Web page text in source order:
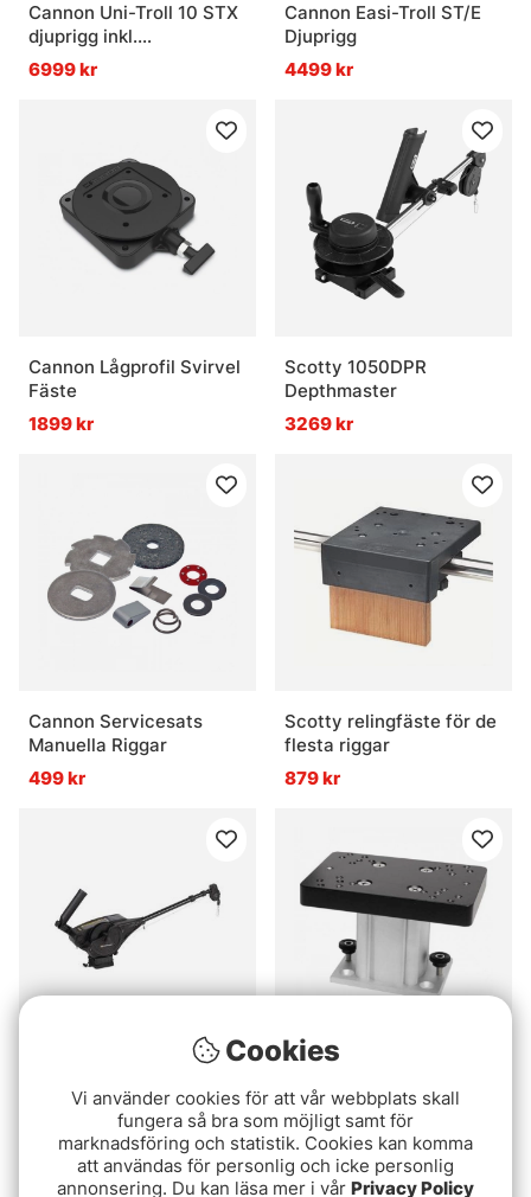
Cannon Uni-Troll 10 STX
djuprigg inkl.
svirvelplatta
6999 kr
Cannon Easi-Troll ST/E
Djuprigg
4499 kr
Cannon Lågprofil Svirvel
Fäste
1899 kr
Scotty 1050DPR
Depthmaster
3269 kr
Cannon Servicesats
Manuella Riggar
499 kr
Scotty relingfäste för de
flesta riggar
879 kr
djuprigg
12499 kr
Till Alu Skena
1899 kr
Cookies
Vi använder cookies för att vår webbplats skall
fungera så bra som möjligt samt för
marknadsföring och statistik. Cookies kan komma
att användas för personlig och icke personlig
annonsering. Du kan läsa mer i vår Privacy Policy